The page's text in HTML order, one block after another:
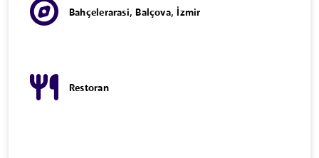
Bahçelerarasi, Balçova, İzmir
Restoran